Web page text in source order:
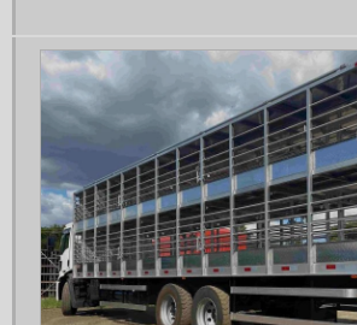
Carroceria de madeira caminhão toco 7 metros
Carroceria de madeira caminhão truck
Carroceria de madeira f1000
Carroceria de madeira f4000
Carroceria de madeira fábrica
Carroceria de madeira graneleiro